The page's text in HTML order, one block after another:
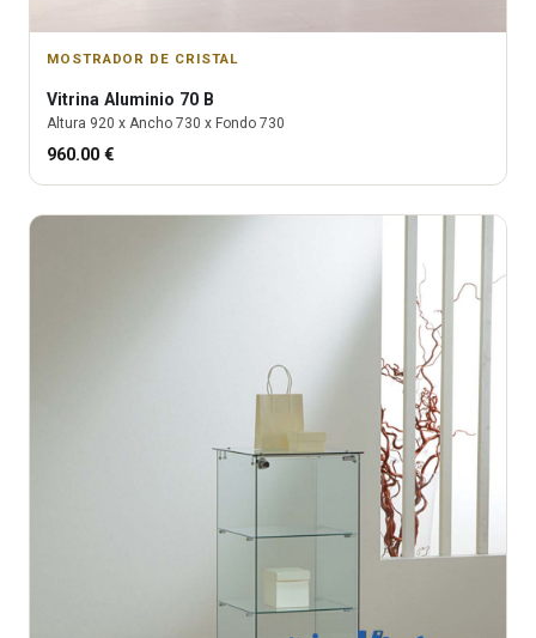
MOSTRADOR DE CRISTAL
Vitrina Aluminio 70 B
Altura 920 x Ancho 730 x Fondo 730
960.00 €